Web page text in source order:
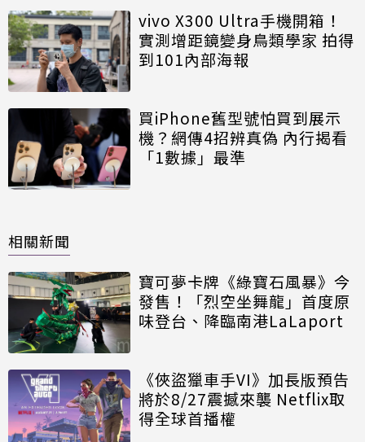
vivo X300 Ultra手機開箱！
實測增距鏡變身鳥類學家 拍得
到101內部海報
買iPhone舊型號怕買到展示
機？網傳4招辨真偽 內行揭看
「1數據」最準
相關新聞
寶可夢卡牌《綠寶石風暴》今
發售！「烈空坐舞龍」首度原
味登台、降臨南港LaLaport
《俠盜獵車手VI》加長版預告
將於8/27震撼來襲 Netflix取
得全球首播權